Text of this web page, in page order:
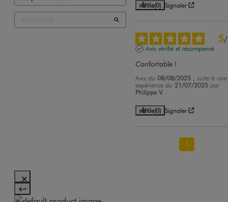
Utile(0) Signaler
5/
Avis vérifié et récompensé
Confortable !
Avis du08/08/2025
, suite à une
expérience du 21/07/2025 par
Philippe V.
Utile(0) Signaler
1